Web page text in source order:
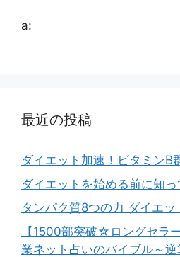
a:
最近の投稿
ダイエット加速！ビタミンB
ダイエットを始める前に知
タンパク質8つの力 ダイエ
【1500部突破☆ロングセラ
業ネット占いのバイブル～